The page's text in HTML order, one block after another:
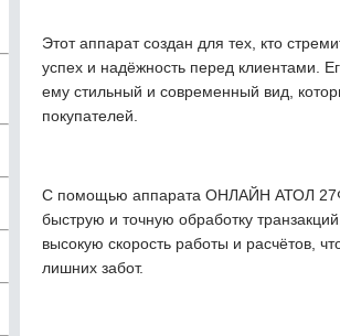
Этот аппарат создан для тех, кто
успех и надёжность перед клиентами.
ему стильный и современный вид,
покупателей.
С помощью аппарата ОНЛАЙН АТОЛ 27Ф
быструю и точную обработку
высокую скорость работы и расчётов,
лишних забот.